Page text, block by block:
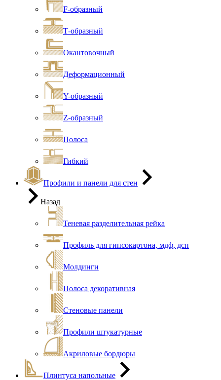
F-образный
Т-образный
Окантовочный
Деформационный
Y-образный
Z-образный
Полоса
Гибкий
Профили и панели для стен
Назад
Теневая разделительная рейка
Профиль для гипсокартона, мдф, дсп
Молдинги
Полоса декоративная
Стеновые панели
Профили штукатурные
Акриловые бордюры
Плинтуса напольные